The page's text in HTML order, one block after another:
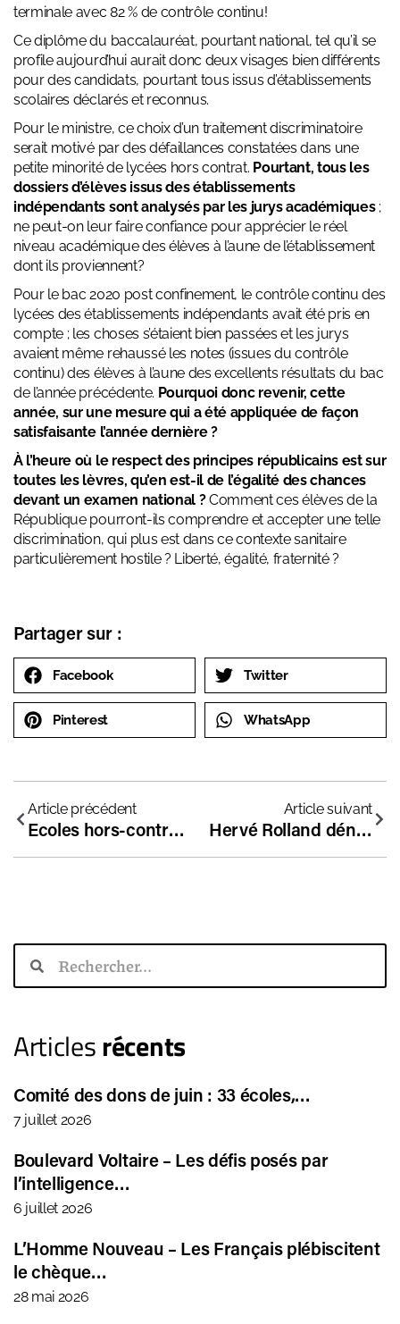
terminale avec 82 % de contrôle continu!
Ce diplôme du baccalauréat, pourtant national, tel qu’il se
profile aujourd’hui aurait donc deux visages bien différents
pour des candidats, pourtant tous issus d’établissements
scolaires déclarés et reconnus.
Pour le ministre, ce choix d’un traitement discriminatoire
serait motivé par des défaillances constatées dans une
petite minorité de lycées hors contrat. Pourtant, tous les
dossiers d’élèves issus des établissements
indépendants sont analysés par les jurys académiques;
ne peut-on leur faire confiance pour apprécier le réel
niveau académique des élèves à l’aune de l’établissement
dont ils proviennent?
Pour le bac 2020 post confinement, le contrôle continu des
lycées des établissements indépendants avait été pris en
compte ; les choses s’étaient bien passées et les jurys
avaient même rehaussé les notes (issues du contrôle
continu) des élèves à l’aune des excellents résultats du bac
de l’année précédente. Pourquoi donc revenir, cette
année, sur une mesure qui a été appliquée de façon
satisfaisante l’année dernière ?
À l’heure où le respect des principes républicains est sur
toutes les lèvres, qu’en est-il de l’égalité des chances
devant un examen national ?Comment ces élèves de la
République pourront-ils comprendre et accepter une telle
discrimination, qui plus est dans ce contexte sanitaire
particulièrement hostile ? Liberté, égalité, fraternité ?
Partager sur :
Facebook Twitter
Pinterest WhatsApp
Article précédent
Ecoles hors-contrat : les trois principaux changements votés dans la loi Séparatisme
Article suivant
Hervé Rolland dénonce la discrimination envers les lycées indépendants pour le Bac 2021
Articlesrécents
Comité des dons de juin : 33 écoles,…
7 juillet 2026
Boulevard Voltaire – Les défis posés par
l’intelligence…
6 juillet 2026
L’Homme Nouveau – Les Français plébiscitent
le chèque…
28 mai 2026